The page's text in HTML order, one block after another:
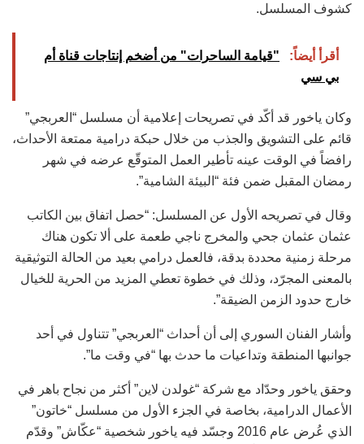
كشوف المسلسل.
أقرأ أيضاً:
"قيامة الساحرات" من أضخم إنتاجات قناة أم
بي سي
وكان ياخور قد أكّد في تصريحات إعلامية أن مسلسل “العربجي”
قائم على التشويق والجذب من خلال حبكة درامية ممتعة الأحداث،
رافضاً في الوقت عينه تأطير العمل المتوقّع عرضه في شهر
رمضان المقبل ضمن فئة “البيئة الشامية”.
وقال في تصريحه الأول عن المسلسل: “حصل اتفاق بين الكاتب
عثمان عثمان جحي والمخرج ناجي طعمة على ألا تكون هناك
مرحلة زمنية محددة بدقة، فالعمل درامي بعيد من الحالة التوثيقية
بالمعنى المجرّد، وذلك في خطوة تعطي المزيد من الحرية للخيال
خارج حدود الزمن الضيقة”.
وأشار الفنان السوري إلى أن أحداث “العربجي” تتناول في أحد
جوانبها المنطقة وتداعيات ما حدث بها “في وقت ما”.
وحقق ياخور وحدّاد مع شركة “غولدن لاين” أكثر من نجاح باهر في
الأعمال الدرامية، بخاصة في الجزء الأول من مسلسل “خاتون”
الذي عُرض عام 2016 وجسّد فيه ياخور شخصية “عكّاش” وقدّم